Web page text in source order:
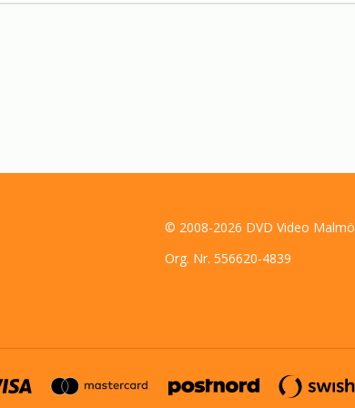
© 2008-2026 DVD Video
Org. Nr. 556620-4839